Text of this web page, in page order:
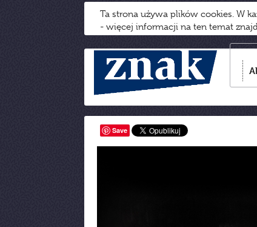
Ta strona używa plików cookies. W
- więcej informacji na ten temat
Save